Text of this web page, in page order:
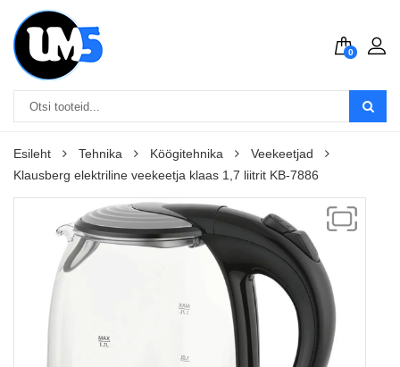
0
Esileht Tehnika Köögitehnika
Veekeetjad
Klausberg elektriline veekeetja klaas 1,7 liitrit KB-7886